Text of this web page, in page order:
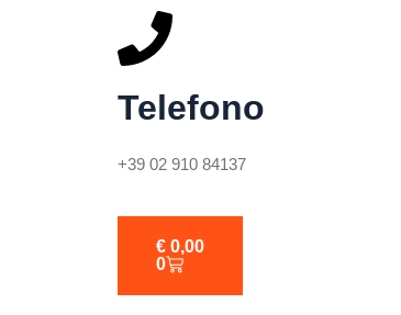
Telefono
+39 02 910 84137
€ 0,00
0